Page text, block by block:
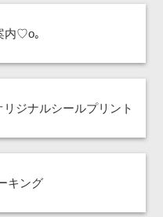
内♡o｡
ジナルシールプリント
キング